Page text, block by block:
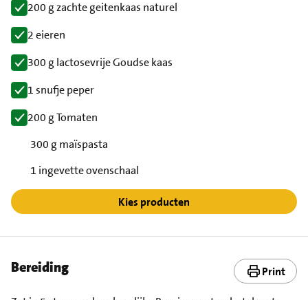
200 g zachte geitenkaas naturel
2 eieren
300 g lactosevrije Goudse kaas
1 snufje peper
200 g Tomaten
300 g maïspasta
1 ingevette ovenschaal
Kies producten
Bereiding Print